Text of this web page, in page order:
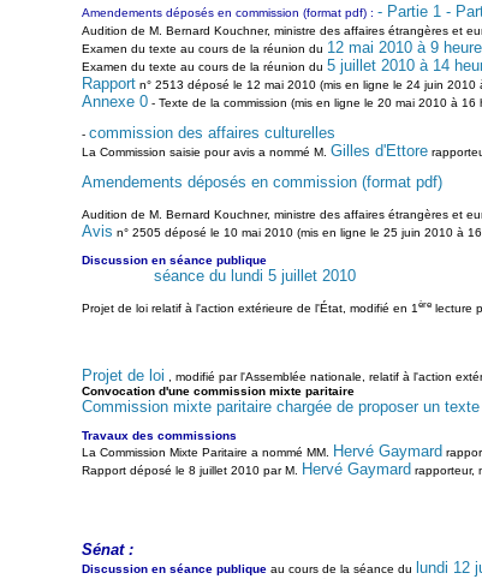
Amendements déposés en commission (format pdf) : - Partie 1 -
Audition de M. Bernard Kouchner, ministre des affaires étrangères et
Examen du texte au cours de la réunion du 12 mai 2010 à 9
Examen du texte au cours de la réunion du 5 juillet 2010 à 14
Rapportn° 2513 déposé le 12 mai 2010 (mis en ligne le 24 juin 2010
Annexe 0- Texte de la commission (mis en ligne le 20 mai 2010 à 16
- commission des affaires culturelles
La Commission saisie pour avis a nommé M. Gilles d'Ettore
Amendements déposés en commission (format pdf)
Audition de M. Bernard Kouchner, ministre des affaires étrangères et
Avis n° 2505 déposé le 10 mai 2010 (mis en ligne le 25 juin 2010 à 16
Discussion en séance publique
séance du lundi 5 juillet 2010
Projet de loi relatif à l'action extérieure de l'État, modifié en 1 èrelecture
Projet de loi , modifié par l'Assemblée nationale, relatif à l'action
Convocation d'une commission mixte paritaire
Commission mixte paritaire chargée de proposer un
Travaux des commissions
La Commission Mixte Paritaire a nommé MM.
Hervé Gaymard
Rapport déposé le 8 juillet 2010 par M.
Hervé Gaymard rapporteur,
Sénat :
Discussion en séance publiqueau cours de la séance du lundi 12